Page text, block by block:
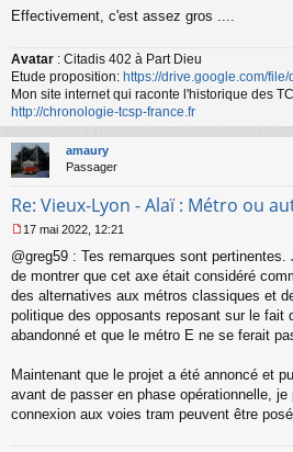
Effectivement, c'est assez gros ....
Avatar : Citadis 402 à Part Dieu
Etude proposition: https://drive.google.com/
Mon site internet qui raconte l'historique des
http://chronologie-tcsp-france.fr
amaury
Passager
Re: Vieux-Lyon - Alaï : Métro ou
e
s
s
a
g
e
o
n
u
17 mai 2022, 12:21
@greg59 : Tes remarques sont
de montrer que cet axe était considéré
des alternatives aux métros classiques et
politique des opposants reposant sur le fait
abandonné et que le métro E ne se ferait
Maintenant que le projet a été annoncé et
avant de passer en phase opérationnelle,
connexion aux voies tram peuvent être